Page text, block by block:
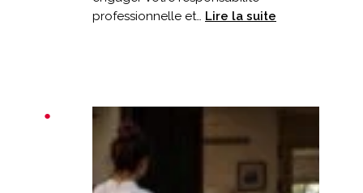
professionnelle et… Lire la suite
êtes-
bien